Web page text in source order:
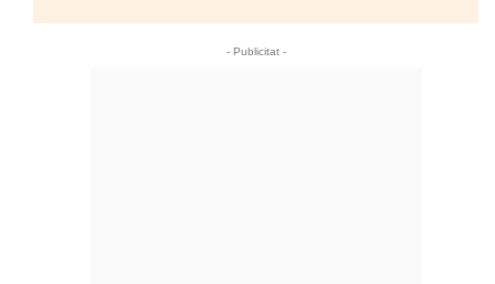
- Publicitat -